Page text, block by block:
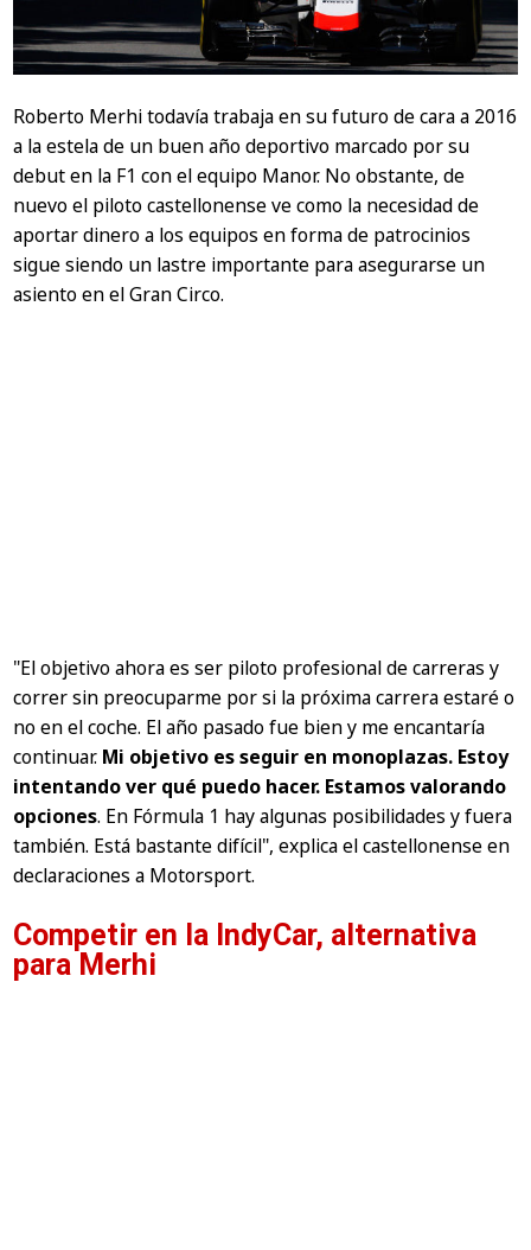
Roberto Merhi todavía trabaja en su futuro de cara a 2016
a la estela de un buen año deportivo marcado por su
debut en la F1 con el equipo Manor. No obstante, de
nuevo el piloto castellonense ve como la necesidad de
aportar dinero a los equipos en forma de patrocinios
sigue siendo un lastre importante para asegurarse un
asiento en el Gran Circo.
"El objetivo ahora es ser piloto profesional de carreras y
correr sin preocuparme por si la próxima carrera estaré o
no en el coche. El año pasado fue bien y me encantaría
continuar. Mi objetivo es seguir en monoplazas. Estoy
intentando ver qué puedo hacer. Estamos valorando
opciones. En Fórmula 1 hay algunas posibilidades y fuera
también. Está bastante difícil", explica el castellonense en
declaraciones a Motorsport.
Competir en la IndyCar, alternativa
para Merhi